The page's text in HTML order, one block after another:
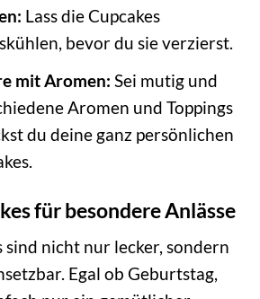
Lass die Cupcakes
bevor du sie verzierst.
mit Aromen: Sei mutig und
Aromen und Toppings
du deine ganz persönlichen
für besondere Anlässe
sind nicht nur lecker, sondern
Egal ob Geburtstag,